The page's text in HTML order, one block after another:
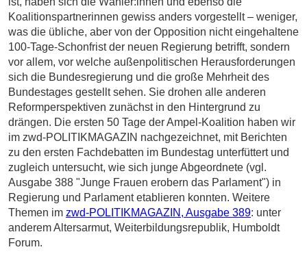
Koalitionspartnerinnen gewiss anders vorgestellt – weniger,
was die übliche, aber von der Opposition nicht eingehaltene
100-Tage-Schonfrist der neuen Regierung betrifft, sondern
vor allem, vor welche außenpolitischen Herausforderungen
sich die Bundesregierung und die große Mehrheit des
Bundestages gestellt sehen. Sie drohen alle anderen
Reformperspektiven zunächst in den Hintergrund zu
drängen. Die ersten 50 Tage der Ampel-Koalition haben wir
im zwd-POLITIKMAGAZIN nachgezeichnet, mit Berichten
zu den ersten Fachdebatten im Bundestag unterfüttert und
zugleich untersucht, wie sich junge Abgeordnete (vgl.
Ausgabe 388 "Junge Frauen erobern das Parlament") in
Regierung und Parlament etablieren konnten. Weitere
Themen im zwd-POLITIKMAGAZIN, Ausgabe 389: unter
anderem Altersarmut, Weiterbildungsrepublik, Humboldt
Forum.